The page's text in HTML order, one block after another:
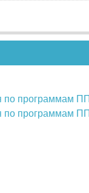
программам
программам